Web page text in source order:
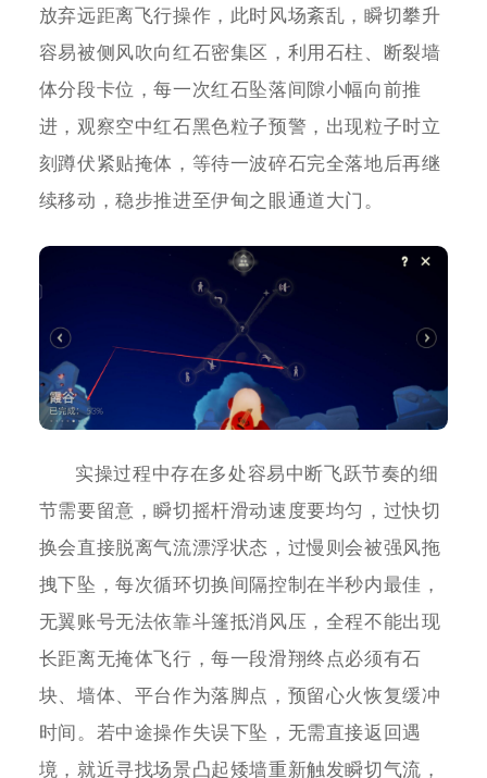
放弃远距离飞行操作，此时风场紊乱，瞬切攀升
容易被侧风吹向红石密集区，利用石柱、断裂墙
体分段卡位，每一次红石坠落间隙小幅向前推
进，观察空中红石黑色粒子预警，出现粒子时立
刻蹲伏紧贴掩体，等待一波碎石完全落地后再继
续移动，稳步推进至伊甸之眼通道大门。
实操过程中存在多处容易中断飞跃节奏的细
节需要留意，瞬切摇杆滑动速度要均匀，过快切
换会直接脱离气流漂浮状态，过慢则会被强风拖
拽下坠，每次循环切换间隔控制在半秒内最佳，
无翼账号无法依靠斗篷抵消风压，全程不能出现
长距离无掩体飞行，每一段滑翔终点必须有石
块、墙体、平台作为落脚点，预留心火恢复缓冲
时间。若中途操作失误下坠，无需直接返回遇
境，就近寻找场景凸起矮墙重新触发瞬切气流，